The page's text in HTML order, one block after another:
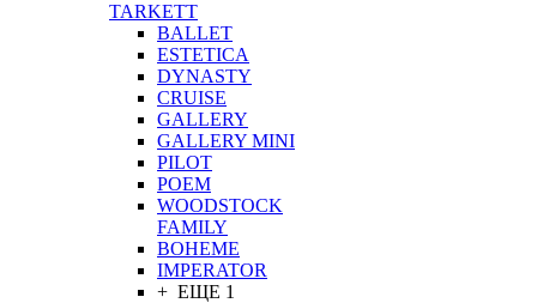
TARKETT
BALLET
ESTETICA
DYNASTY
CRUISE
GALLERY
GALLERY MINI
PILOT
POEM
WOODSTOCK
FAMILY
BOHEME
IMPERATOR
+ ЕЩЕ 1